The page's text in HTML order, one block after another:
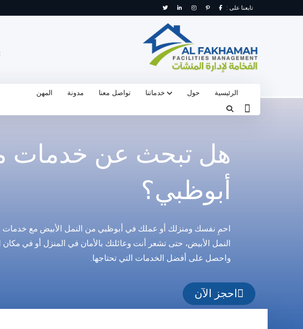
تابعنا على :
المهن مدونة تواصل معنا خدماتنا حول الرئيسية
هل تبحث عن خدمات
أبوظبي؟
احمِ نفسك ومنزلك أو عملك في أبوظبي من النمل الأبيض مع خدمات
النمل الأبيض، حتى تشعر أنت وعائلتك بالأمان في المنزل أو في
واحصل على أفضل الخدمات التي تحتاجها.
احجز الآن